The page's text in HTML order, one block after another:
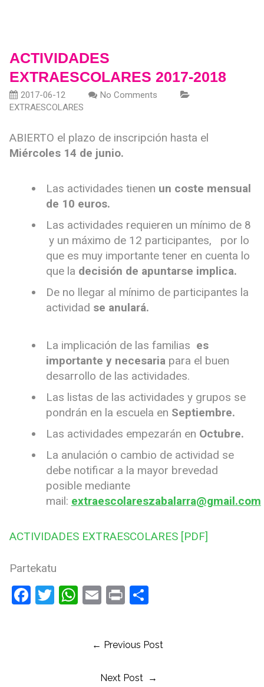
ACTIVIDADES
EXTRAESCOLARES 2017-2018
2017-06-12
No Comments
EXTRAESCOLARES
ABIERTO el plazo de inscripción hasta el
Miércoles 14 de junio.
Las actividades tienen un coste mensual
de 10 euros.
Las actividades requieren un mínimo de 8
y un máximo de 12 participantes, por lo
que es muy importante tener en cuenta lo
que la decisión de apuntarse implica.
De no llegar al mínimo de participantes la
actividad se anulará.
La implicación de las familias es
importante y necesaria para el buen
desarrollo de las actividades.
Las listas de las actividades y grupos se
pondrán en la escuela en Septiembre.
Las actividades empezarán en Octubre.
La anulación o cambio de actividad se
debe notificar a la mayor brevedad
posible mediante
mail: extraescolareszabalarra@gmail.com
ACTIVIDADES EXTRAESCOLARES [PDF]
Partekatu
Facebook
Twitter
WhatsApp
Email
PrintShare
← Previous Post
Next Post →